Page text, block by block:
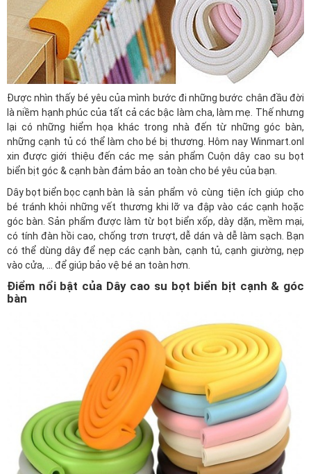
Được nhìn thấy bé yêu của mình bước đi những bước chân đầu đời
là niềm hạnh phúc của tất cả các bậc làm cha, làm mẹ. Thế nhưng
lại có những hiểm họa khác trong nhà đến từ những góc bàn,
những cạnh tủ có thể làm cho bé bị thương. Hôm nay Winmart.onl
xin được giới thiệu đến các mẹ sản phẩm Cuộn dây cao su bọt
biển bịt góc & cạnh bàn đảm bảo an toàn cho bé yêu của bạn.
Dây bọt biển bọc cạnh bàn là sản phẩm vô cùng tiện ích giúp cho
bé tránh khỏi những vết thương khi lỡ va đập vào các cạnh hoặc
góc bàn. Sản phẩm được làm từ bọt biển xốp, dày dặn, mềm mại,
có tính đàn hồi cao, chống trơn trượt, dễ dán và dễ làm sạch. Bạn
có thể dùng dây để nẹp các cạnh bàn, cạnh tủ, cạnh giường, nẹp
vào cửa, ... để giúp bảo vệ bé an toàn hơn.
Điểm nổi bật của Dây cao su bọt biển bịt cạnh & góc
bàn